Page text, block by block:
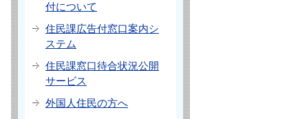
付について
住民課広告付窓口案内シ
ステム
住民課窓口待合状況公開
サービス
外国人住民の方へ